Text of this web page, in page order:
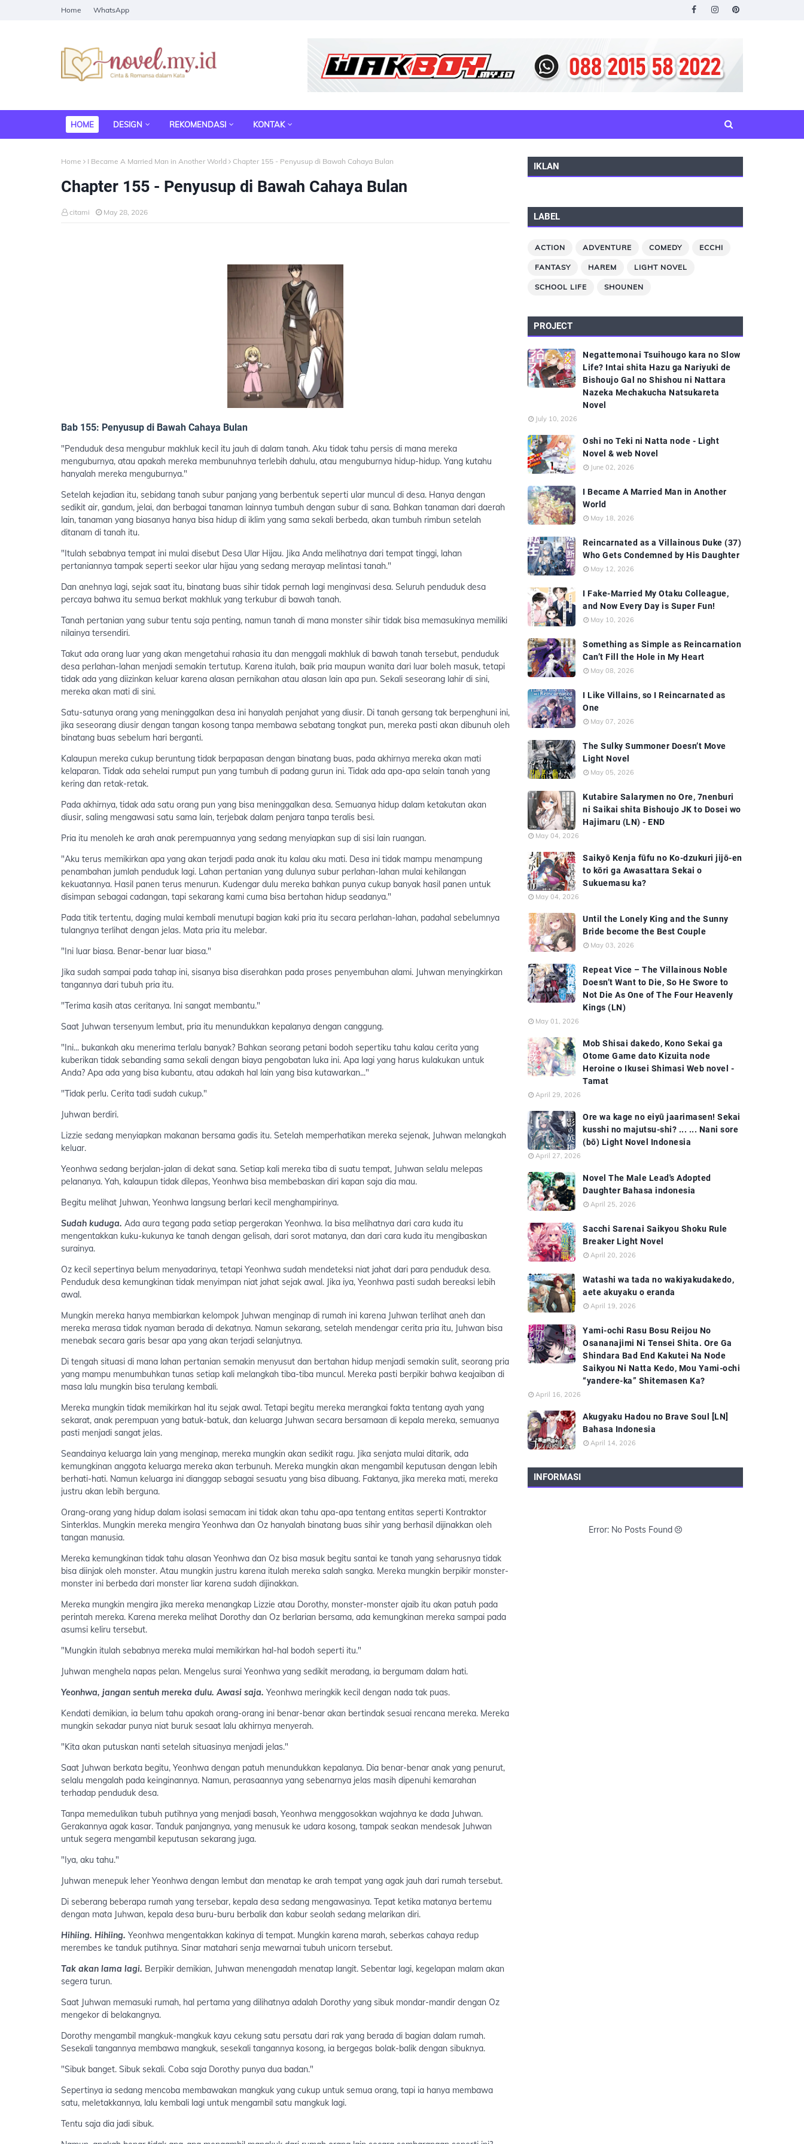
Home WhatsApp
HOME DESIGN REKOMENDASI KONTAK
Home I Became A Married Man in Another World Chapter 155 - Penyusup di Bawah Cahaya Bulan
Chapter 155 - Penyusup di Bawah Cahaya Bulan
citami May 28, 2026
Bab 155: Penyusup di Bawah Cahaya Bulan
"Penduduk desa mengubur makhluk kecil itu jauh di dalam tanah. Aku tidak tahu persis di mana mereka
menguburnya, atau apakah mereka membunuhnya terlebih dahulu, atau menguburnya hidup-hidup. Yang kutahu
hanyalah mereka menguburnya."
Setelah kejadian itu, sebidang tanah subur panjang yang berbentuk seperti ular muncul di desa. Hanya dengan
sedikit air, gandum, jelai, dan berbagai tanaman lainnya tumbuh dengan subur di sana. Bahkan tanaman dari daerah
lain, tanaman yang biasanya hanya bisa hidup di iklim yang sama sekali berbeda, akan tumbuh rimbun setelah
ditanam di tanah itu.
"Itulah sebabnya tempat ini mulai disebut Desa Ular Hijau. Jika Anda melihatnya dari tempat tinggi, lahan
pertaniannya tampak seperti seekor ular hijau yang sedang merayap melintasi tanah."
Dan anehnya lagi, sejak saat itu, binatang buas sihir tidak pernah lagi menginvasi desa. Seluruh penduduk desa
percaya bahwa itu semua berkat makhluk yang terkubur di bawah tanah.
Tanah pertanian yang subur tentu saja penting, namun tanah di mana monster sihir tidak bisa memasukinya memiliki
nilainya tersendiri.
Takut ada orang luar yang akan mengetahui rahasia itu dan menggali makhluk di bawah tanah tersebut, penduduk
desa perlahan-lahan menjadi semakin tertutup. Karena itulah, baik pria maupun wanita dari luar boleh masuk, tetapi
tidak ada yang diizinkan keluar karena alasan pernikahan atau alasan lain apa pun. Sekali seseorang lahir di sini,
mereka akan mati di sini.
Satu-satunya orang yang meninggalkan desa ini hanyalah penjahat yang diusir. Di tanah gersang tak berpenghuni ini,
jika seseorang diusir dengan tangan kosong tanpa membawa sebatang tongkat pun, mereka pasti akan dibunuh oleh
binatang buas sebelum hari berganti.
Kalaupun mereka cukup beruntung tidak berpapasan dengan binatang buas, pada akhirnya mereka akan mati
kelaparan. Tidak ada sehelai rumput pun yang tumbuh di padang gurun ini. Tidak ada apa-apa selain tanah yang
kering dan retak-retak.
Pada akhirnya, tidak ada satu orang pun yang bisa meninggalkan desa. Semuanya hidup dalam ketakutan akan
diusir, saling mengawasi satu sama lain, terjebak dalam penjara tanpa teralis besi.
Pria itu menoleh ke arah anak perempuannya yang sedang menyiapkan sup di sisi lain ruangan.
"Aku terus memikirkan apa yang akan terjadi pada anak itu kalau aku mati. Desa ini tidak mampu menampung
penambahan jumlah penduduk lagi. Lahan pertanian yang dulunya subur perlahan-lahan mulai kehilangan
kekuatannya. Hasil panen terus menurun. Kudengar dulu mereka bahkan punya cukup banyak hasil panen untuk
disimpan sebagai cadangan, tapi sekarang kami cuma bisa bertahan hidup seadanya."
Pada titik tertentu, daging mulai kembali menutupi bagian kaki pria itu secara perlahan-lahan, padahal sebelumnya
tulangnya terlihat dengan jelas. Mata pria itu melebar.
"Ini luar biasa. Benar-benar luar biasa."
Jika sudah sampai pada tahap ini, sisanya bisa diserahkan pada proses penyembuhan alami. Juhwan menyingkirkan
tangannya dari tubuh pria itu.
"Terima kasih atas ceritanya. Ini sangat membantu."
Saat Juhwan tersenyum lembut, pria itu menundukkan kepalanya dengan canggung.
"Ini... bukankah aku menerima terlalu banyak? Bahkan seorang petani bodoh sepertiku tahu kalau cerita yang
kuberikan tidak sebanding sama sekali dengan biaya pengobatan luka ini. Apa lagi yang harus kulakukan untuk
Anda? Apa ada yang bisa kubantu, atau adakah hal lain yang bisa kutawarkan..."
"Tidak perlu. Cerita tadi sudah cukup."
Juhwan berdiri.
Lizzie sedang menyiapkan makanan bersama gadis itu. Setelah memperhatikan mereka sejenak, Juhwan melangkah
keluar.
Yeonhwa sedang berjalan-jalan di dekat sana. Setiap kali mereka tiba di suatu tempat, Juhwan selalu melepas
pelananya. Yah, kalaupun tidak dilepas, Yeonhwa bisa membebaskan diri kapan saja dia mau.
Begitu melihat Juhwan, Yeonhwa langsung berlari kecil menghampirinya.
Sudah kuduga. Ada aura tegang pada setiap pergerakan Yeonhwa. Ia bisa melihatnya dari cara kuda itu
mengentakkan kuku-kukunya ke tanah dengan gelisah, dari sorot matanya, dan dari cara kuda itu mengibaskan
surainya.
Oz kecil sepertinya belum menyadarinya, tetapi Yeonhwa sudah mendeteksi niat jahat dari para penduduk desa.
Penduduk desa kemungkinan tidak menyimpan niat jahat sejak awal. Jika iya, Yeonhwa pasti sudah bereaksi lebih
awal.
Mungkin mereka hanya membiarkan kelompok Juhwan menginap di rumah ini karena Juhwan terlihat aneh dan
mereka merasa tidak nyaman berada di dekatnya. Namun sekarang, setelah mendengar cerita pria itu, Juhwan bisa
menebak secara garis besar apa yang akan terjadi selanjutnya.
Di tengah situasi di mana lahan pertanian semakin menyusut dan bertahan hidup menjadi semakin sulit, seorang pria
yang mampu menumbuhkan tunas setiap kali melangkah tiba-tiba muncul. Mereka pasti berpikir bahwa keajaiban di
masa lalu mungkin bisa terulang kembali.
Mereka mungkin tidak memikirkan hal itu sejak awal. Tetapi begitu mereka merangkai fakta tentang ayah yang
sekarat, anak perempuan yang batuk-batuk, dan keluarga Juhwan secara bersamaan di kepala mereka, semuanya
pasti menjadi sangat jelas.
Seandainya keluarga lain yang menginap, mereka mungkin akan sedikit ragu. Jika senjata mulai ditarik, ada
kemungkinan anggota keluarga mereka akan terbunuh. Mereka mungkin akan mengambil keputusan dengan lebih
berhati-hati. Namun keluarga ini dianggap sebagai sesuatu yang bisa dibuang. Faktanya, jika mereka mati, mereka
justru akan lebih berguna.
Orang-orang yang hidup dalam isolasi semacam ini tidak akan tahu apa-apa tentang entitas seperti Kontraktor
Sinterklas. Mungkin mereka mengira Yeonhwa dan Oz hanyalah binatang buas sihir yang berhasil dijinakkan oleh
tangan manusia.
Mereka kemungkinan tidak tahu alasan Yeonhwa dan Oz bisa masuk begitu santai ke tanah yang seharusnya tidak
bisa diinjak oleh monster. Atau mungkin justru karena itulah mereka salah sangka. Mereka mungkin berpikir monster-
monster ini berbeda dari monster liar karena sudah dijinakkan.
Mereka mungkin mengira jika mereka menangkap Lizzie atau Dorothy, monster-monster ajaib itu akan patuh pada
perintah mereka. Karena mereka melihat Dorothy dan Oz berlarian bersama, ada kemungkinan mereka sampai pada
asumsi keliru tersebut.
"Mungkin itulah sebabnya mereka mulai memikirkan hal-hal bodoh seperti itu."
Juhwan menghela napas pelan. Mengelus surai Yeonhwa yang sedikit meradang, ia bergumam dalam hati.
Yeonhwa, jangan sentuh mereka dulu. Awasi saja. Yeonhwa meringkik kecil dengan nada tak puas.
Kendati demikian, ia belum tahu apakah orang-orang ini benar-benar akan bertindak sesuai rencana mereka. Mereka
mungkin sekadar punya niat buruk sesaat lalu akhirnya menyerah.
"Kita akan putuskan nanti setelah situasinya menjadi jelas."
Saat Juhwan berkata begitu, Yeonhwa dengan patuh menundukkan kepalanya. Dia benar-benar anak yang penurut,
selalu mengalah pada keinginannya. Namun, perasaannya yang sebenarnya jelas masih dipenuhi kemarahan
terhadap penduduk desa.
Tanpa memedulikan tubuh putihnya yang menjadi basah, Yeonhwa menggosokkan wajahnya ke dada Juhwan.
Gerakannya agak kasar. Tanduk panjangnya, yang menusuk ke udara kosong, tampak seakan mendesak Juhwan
untuk segera mengambil keputusan sekarang juga.
"Iya, aku tahu."
Juhwan menepuk leher Yeonhwa dengan lembut dan menatap ke arah tempat yang agak jauh dari rumah tersebut.
Di seberang beberapa rumah yang tersebar, kepala desa sedang mengawasinya. Tepat ketika matanya bertemu
dengan mata Juhwan, kepala desa buru-buru berbalik dan kabur seolah sedang melarikan diri.
Hihiing. Hihiing. Yeonhwa mengentakkan kakinya di tempat. Mungkin karena marah, seberkas cahaya redup
merembes ke tanduk putihnya. Sinar matahari senja mewarnai tubuh unicorn tersebut.
Tak akan lama lagi. Berpikir demikian, Juhwan menengadah menatap langit. Sebentar lagi, kegelapan malam akan
segera turun.
Saat Juhwan memasuki rumah, hal pertama yang dilihatnya adalah Dorothy yang sibuk mondar-mandir dengan Oz
mengekor di belakangnya.
Dorothy mengambil mangkuk-mangkuk kayu cekung satu persatu dari rak yang berada di bagian dalam rumah.
Sesekali tangannya membawa mangkuk, sesekali tangannya kosong, ia bergegas bolak-balik dengan sibuknya.
"Sibuk banget. Sibuk sekali. Coba saja Dorothy punya dua badan."
Sepertinya ia sedang mencoba membawakan mangkuk yang cukup untuk semua orang, tapi ia hanya membawa
satu, meletakkannya, lalu kembali lagi untuk mengambil satu mangkuk lagi.
Tentu saja dia jadi sibuk.
IKLAN
LABEL
ACTION ADVENTURE COMEDY ECCHI
FANTASY HAREM LIGHT NOVEL
SCHOOL LIFE SHOUNEN
PROJECT
Negattemonai Tsuihougo kara no Slow
Life? Intai shita Hazu ga Nariyuki de
Bishoujo Gal no Shishou ni Nattara
Nazeka Mechakucha Natsukareta
Novel
July 10, 2026
Oshi no Teki ni Natta node - Light
Novel & web Novel
June 02, 2026
I Became A Married Man in Another
World
May 18, 2026
Reincarnated as a Villainous Duke (37)
Who Gets Condemned by His Daughter
May 12, 2026
I Fake-Married My Otaku Colleague,
and Now Every Day is Super Fun!
May 10, 2026
Something as Simple as Reincarnation
Can’t Fill the Hole in My Heart
May 08, 2026
I Like Villains, so I Reincarnated as
One
May 07, 2026
The Sulky Summoner Doesn’t Move
Light Novel
May 05, 2026
Kutabire Salarymen no Ore, 7nenburi
ni Saikai shita Bishoujo JK to Dosei wo
Hajimaru (LN) - END
May 04, 2026
Saikyō Kenja fūfu no Ko-dzukuri jijō-en
to kōri ga Awasattara Sekai o
Sukuemasu ka?
May 04, 2026
Until the Lonely King and the Sunny
Bride become the Best Couple
May 03, 2026
Repeat Vice – The Villainous Noble
Doesn’t Want to Die, So He Swore to
Not Die As One of The Four Heavenly
Kings (LN)
May 01, 2026
Mob Shisai dakedo, Kono Sekai ga
Otome Game dato Kizuita node
Heroine o Ikusei Shimasi Web novel -
Tamat
April 29, 2026
Ore wa kage no eiyū jaarimasen! Sekai
kusshi no majutsu-shi? ... ... Nani sore
(bō) Light Novel Indonesia
April 27, 2026
Novel The Male Lead's Adopted
Daughter Bahasa indonesia
April 25, 2026
Sacchi Sarenai Saikyou Shoku Rule
Breaker Light Novel
April 20, 2026
Watashi wa tada no wakiyakudakedo,
aete akuyaku o eranda
April 19, 2026
Yami-ochi Rasu Bosu Reijou No
Osananajimi Ni Tensei Shita. Ore Ga
Shindara Bad End Kakutei Na Node
Saikyou Ni Natta Kedo, Mou Yami-ochi
“yandere-ka” Shitemasen Ka?
April 16, 2026
Akugyaku Hadou no Brave Soul [LN]
Bahasa Indonesia
April 14, 2026
INFORMASI
Error: No Posts Found